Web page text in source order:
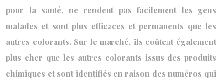
pour la santé, ne rendent pas facilement les gens
malades et sont plus efficaces et permanents que les
autres colorants. Sur le marché, ils coûtent également
plus cher que les autres colorants issus des produits
chimiques et sont identifiés en raison des numéros qui